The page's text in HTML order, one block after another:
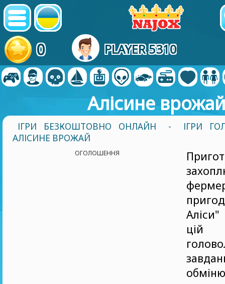
0 PLAYER 5310
Алісине врожай
ІГРИ БЕЗКОШТОВНО ОНЛАЙН -
ІГРИ
АЛІСИНЕ ВРОЖАЙ
ОГОЛОШЕННЯ
цій